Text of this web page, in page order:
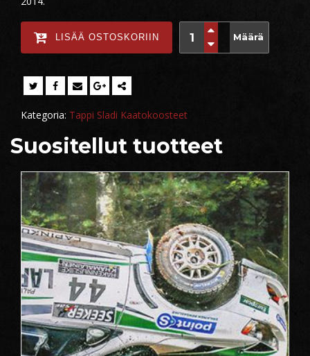
Määrä
LISÄÄ OSTOSKORIIN
Kategoria: Tappi Sladi Kaatokoosteet
Suositellut tuotteet